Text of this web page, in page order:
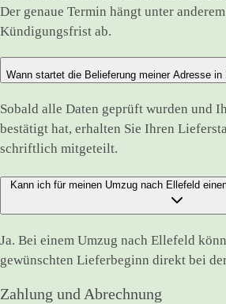
Der genaue Termin hängt unter
Kündigungsfrist ab.
Wann startet die Belieferung meiner Adresse in
Sobald alle Daten geprüft wurden und
bestätigt hat, erhalten Sie Ihren
schriftlich mitgeteilt.
Kann ich für meinen Umzug nach Ellefeld
Ja. Bei einem Umzug nach Ellefeld
gewünschten Lieferbeginn direkt bei
Zahlung und Abrechnung